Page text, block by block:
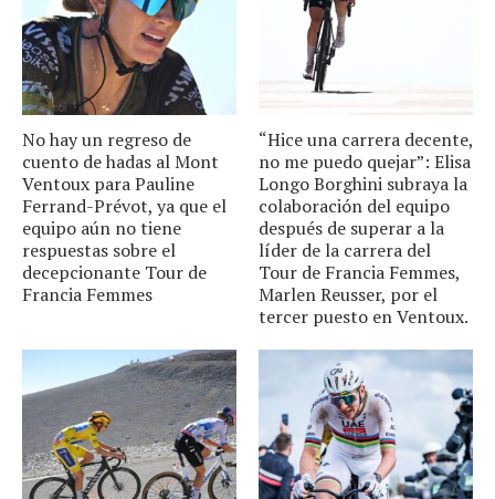
No hay un regreso de
cuento de hadas al Mont
Ventoux para Pauline
Ferrand-Prévot, ya que el
equipo aún no tiene
respuestas sobre el
decepcionante Tour de
Francia Femmes
“Hice una carrera decente,
no me puedo quejar”: Elisa
Longo Borghini subraya la
colaboración del equipo
después de superar a la
líder de la carrera del
Tour de Francia Femmes,
Marlen Reusser, por el
tercer puesto en Ventoux.